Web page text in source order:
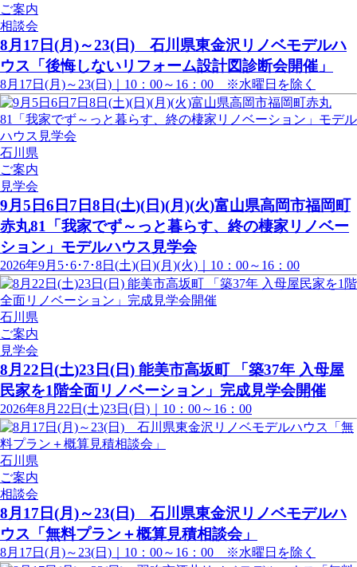
ご案内
相談会
8月17日(月)～23(日) 石川県東金沢リノベモデルハ
ウス「後悔しないリフォーム設計図診断会開催」
8月17日(月)～23(日)｜10：00～16：00 ※水曜日を除く
石川県
ご案内
見学会
9月5日6日7日8日(土)(日)(月)(火)富山県高岡市福岡町
赤丸81「我家でず～っと暮らす、終の棲家リノベー
ション」モデルハウス見学会
2026年9月5･6･7･8日(土)(日)(月)(火)｜10：00～16：00
石川県
ご案内
見学会
8月22日(土)23日(日) 能美市高坂町 「築37年 入母屋
民家を1階全面リノベーション」完成見学会開催
2026年8月22日(土)23日(日)｜10：00～16：00
石川県
ご案内
相談会
8月17日(月)～23(日) 石川県東金沢リノベモデルハ
ウス「無料プラン＋概算見積相談会」
8月17日(月)～23(日)｜10：00～16：00 ※水曜日を除く